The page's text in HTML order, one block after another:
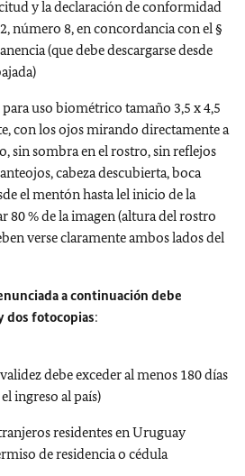
y la declaración de conformidad
número 8, en concordancia con el §
(que debe descargarse desde
para uso biométrico tamaño 3,5 x 4,5
con los ojos mirando directamente a
sin sombra en el rostro, sin reflejos
cabeza descubierta, boca
el mentón hasta lel inicio de la
80 % de la imagen (altura del rostro
verse claramente ambos lados del
a continuación debe
dos fotocopias:
debe exceder al menos 180 días
ingreso al país)
residentes en Uruguay
de residencia o cédula